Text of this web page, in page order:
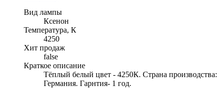
Вид лампы
Ксенон
Температура, К
4250
Хит продаж
false
Краткое описание
Тёплый белый цвет - 4250К. Страна производства:
Германия. Гарнтия- 1 год.